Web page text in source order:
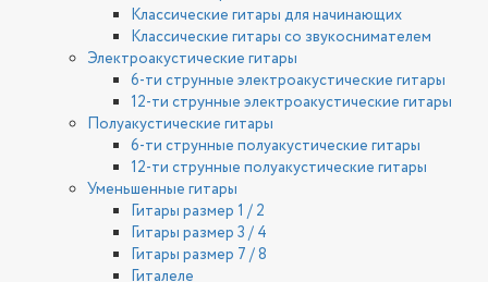
Классические гитары для начинающих
Классические гитары со звукоснимателем
Электроакустические гитары
6-ти струнные электроакустические гитары
12-ти струнные электроакустические гитары
Полуакустические гитары
6-ти струнные полуакустические гитары
12-ти струнные полуакустические гитары
Уменьшенные гитары
Гитары размер 1 / 2
Гитары размер 3 / 4
Гитары размер 7 / 8
Гиталеле